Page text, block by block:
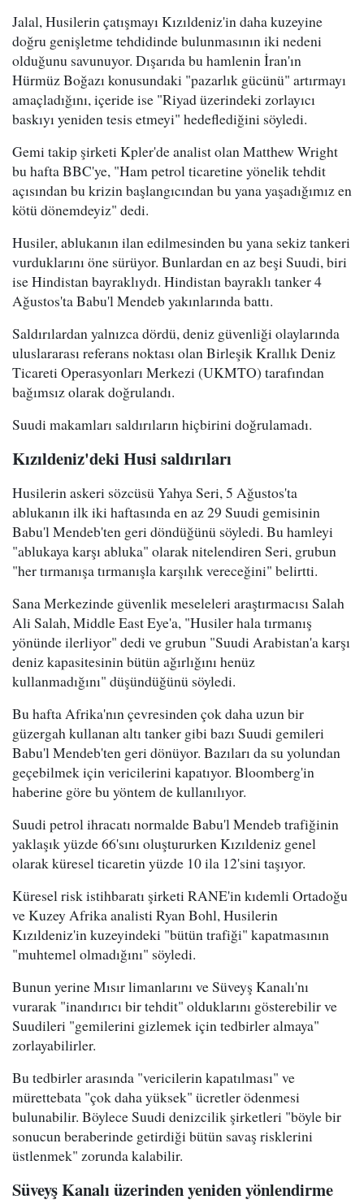
Jalal, Husilerin çatışmayı Kızıldeniz'in daha kuzeyine
doğru genişletme tehdidinde bulunmasının iki nedeni
olduğunu savunuyor. Dışarıda bu hamlenin İran'ın
Hürmüz Boğazı konusundaki "pazarlık gücünü" artırmayı
amaçladığını, içeride ise "Riyad üzerindeki zorlayıcı
baskıyı yeniden tesis etmeyi" hedeflediğini söyledi.
Gemi takip şirketi Kpler'de analist olan Matthew Wright
bu hafta BBC'ye, "Ham petrol ticaretine yönelik tehdit
açısından bu krizin başlangıcından bu yana yaşadığımız en
kötü dönemdeyiz" dedi.
Husiler, ablukanın ilan edilmesinden bu yana sekiz tankeri
vurduklarını öne sürüyor. Bunlardan en az beşi Suudi, biri
ise Hindistan bayraklıydı. Hindistan bayraklı tanker 4
Ağustos'ta Babu'l Mendeb yakınlarında battı.
Saldırılardan yalnızca dördü, deniz güvenliği olaylarında
uluslararası referans noktası olan Birleşik Krallık Deniz
Ticareti Operasyonları Merkezi (UKMTO) tarafından
bağımsız olarak doğrulandı.
Suudi makamları saldırıların hiçbirini doğrulamadı.
Kızıldeniz'deki Husi saldırıları
Husilerin askeri sözcüsü Yahya Seri, 5 Ağustos'ta
ablukanın ilk iki haftasında en az 29 Suudi gemisinin
Babu'l Mendeb'ten geri döndüğünü söyledi. Bu hamleyi
"ablukaya karşı abluka" olarak nitelendiren Seri, grubun
"her tırmanışa tırmanışla karşılık vereceğini" belirtti.
Sana Merkezinde güvenlik meseleleri araştırmacısı Salah
Ali Salah, Middle East Eye'a, "Husiler hala tırmanış
yönünde ilerliyor" dedi ve grubun "Suudi Arabistan'a karşı
deniz kapasitesinin bütün ağırlığını henüz
kullanmadığını" düşündüğünü söyledi.
Bu hafta Afrika'nın çevresinden çok daha uzun bir
güzergah kullanan altı tanker gibi bazı Suudi gemileri
Babu'l Mendeb'ten geri dönüyor. Bazıları da su yolundan
geçebilmek için vericilerini kapatıyor. Bloomberg'in
haberine göre bu yöntem de kullanılıyor.
Suudi petrol ihracatı normalde Babu'l Mendeb trafiğinin
yaklaşık yüzde 66'sını oluştururken Kızıldeniz genel
olarak küresel ticaretin yüzde 10 ila 12'sini taşıyor.
Küresel risk istihbaratı şirketi RANE'in kıdemli Ortadoğu
ve Kuzey Afrika analisti Ryan Bohl, Husilerin
Kızıldeniz'in kuzeyindeki "bütün trafiği" kapatmasının
"muhtemel olmadığını" söyledi.
Bunun yerine Mısır limanlarını ve Süveyş Kanalı'nı
vurarak "inandırıcı bir tehdit" olduklarını gösterebilir ve
Suudileri "gemilerini gizlemek için tedbirler almaya"
zorlayabilirler.
Bu tedbirler arasında "vericilerin kapatılması" ve
mürettebata "çok daha yüksek" ücretler ödenmesi
bulunabilir. Böylece Suudi denizcilik şirketleri "böyle bir
sonucun beraberinde getirdiği bütün savaş risklerini
üstlenmek" zorunda kalabilir.
Süveyş Kanalı üzerinden yeniden yönlendirme